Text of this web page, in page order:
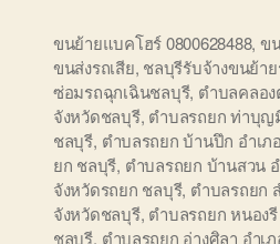
ขนย้ายแบคโฮร์ 0800628488, ข
ขนส่งรถเสีย, ชลบุรีรับจ้างขนย้าย
ซ่อมรถฉุกเฉินชลบุรี, ตำบลคลอง
จังหวัดชลบุรี, ตำบลรถยก ท่าบุญ
ชลบุรี, ตำบลรถยก บ้านปึก อำเภ
ยก ชลบุรี, ตำบลรถยก บ้านสวน
จังหวัดรถยก ชลบุรี, ตำบลรถยก
จังหวัดชลบุรี, ตำบลรถยก หนอง
ชลบุรี, ตำบลรถยก อ่างศิลา อำเ